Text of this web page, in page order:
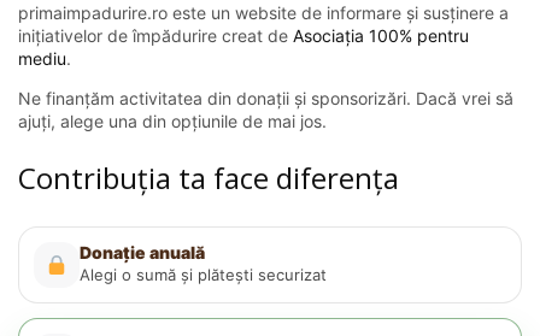
primaimpadurire.ro este un website de informare și susținere a
inițiativelor de împădurire creat de Asociația 100% pentru
mediu.
Ne finanțăm activitatea din donații și sponsorizări. Dacă vrei să
ajuți, alege una din opțiunile de mai jos.
Contribuția ta face diferența
Donație anuală
Alegi o sumă și plătești securizat